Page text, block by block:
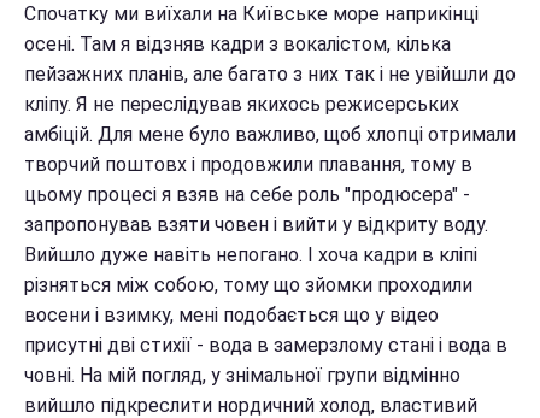
Спочатку ми виїхали на Київське море наприкінці
осені. Там я відзняв кадри з вокалістом, кілька
пейзажних планів, але багато з них так і не увійшли до
кліпу. Я не переслідував якихось режисерських
амбіцій. Для мене було важливо, щоб хлопці отримали
творчий поштовх і продовжили плавання, тому в
цьому процесі я взяв на себе роль "продюсера" -
запропонував взяти човен і вийти у відкриту воду.
Вийшло дуже навіть непогано. І хоча кадри в кліпі
різняться між собою, тому що зйомки проходили
восени і взимку, мені подобається що у відео
присутні дві стихії - вода в замерзлому стані і вода в
човні. На мій погляд, у знімальної групи відмінно
вийшло підкреслити нордичний холод, властивий